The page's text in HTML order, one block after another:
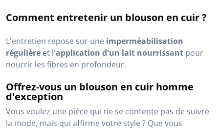
Comment entretenir un blouson en cuir ?
L'entretien repose sur une imperméabilisation
régulière et l'application d'un lait nourrissant pour
nourrir les fibres en profondeur.
Offrez-vous un blouson en cuir homme
d'exception
Vous voulez une pièce qui ne se contente pas de suivre
la mode, mais qui affirme votre style ? Que vous